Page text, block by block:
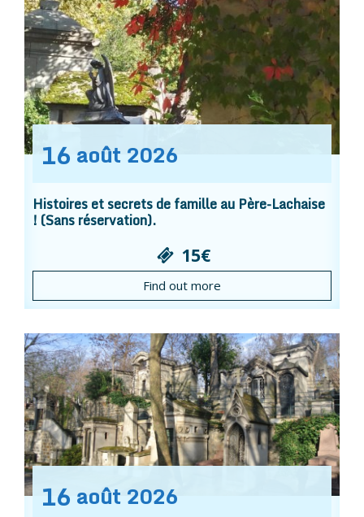
16 août 2026
Histoires et secrets de famille au Père-Lachaise
! (Sans réservation).
15€
Find out more
16 août 2026